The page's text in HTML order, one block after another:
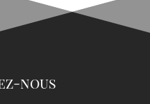
nous